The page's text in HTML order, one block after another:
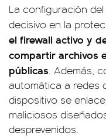
La configuración
decisivo en la
el firewall activo y
compartir archivos
públicas. Además,
automática a redes
dispositivo se
maliciosos
desprevenidos.